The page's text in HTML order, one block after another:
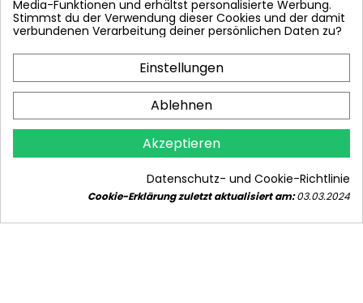
INDUSTRIELLE WASSERENTHÄRTER UND
IHRE ANWENDUNGEN
1189 Ansichten 7Gefallen
Führen Sie effiziente industrielle Wasserenthärter
Media-Funktionen und erhältst personalisierte Werbung.
Stimmst du der Verwendung dieser Cookies und der damit
verbundenen Verarbeitung deiner persönlichen Daten zu?
Einstellungen
Ablehnen
Akzeptieren
Datenschutz- und Cookie-Richtlinie
Cookie-Erklärung zuletzt aktualisiert am:03.03.2024